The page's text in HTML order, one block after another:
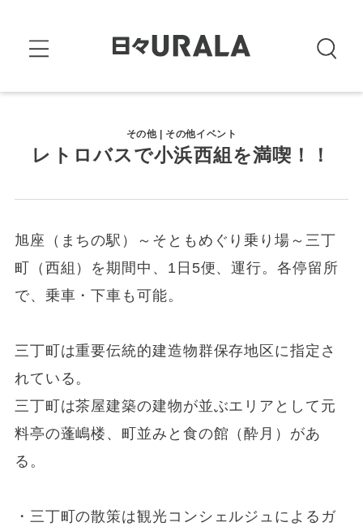
その他 | その他イベント
レトロバスで小浜西組を満喫！！
旭座（まちの駅）～そともめぐり乗り場～三丁
町（西組）を期間中、1日5便、運行。各停留所
で、乗車・下車も可能。
三丁町は重要伝統的建造物群保存地区に指定さ
れている。
三丁町は茶屋建築の建物が並ぶエリアとして元
料亭の蓬嶋楼、町並みと食の館（酔月）があ
る。
・三丁町の散策は観光コンシェルジュによるガ